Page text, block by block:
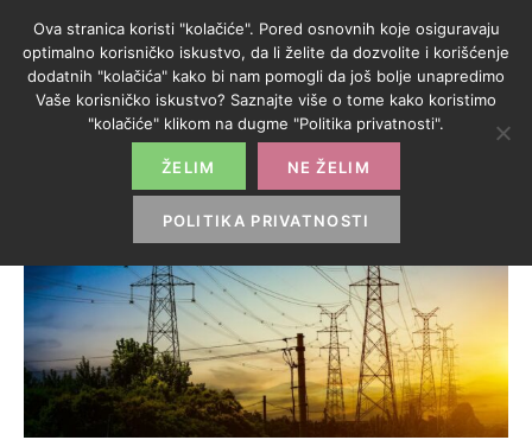
Ova stranica koristi "kolačiće". Pored osnovnih koje osiguravaju
optimalno korisničko iskustvo, da li želite da dozvolite i korišćenje
dodatnih "kolačića" kako bi nam pomogli da još bolje unapredimo
Vaše korisničko iskustvo? Saznajte više o tome kako koristimo
"kolačiće" klikom na dugme "Politika privatnosti".
ŽELIM NE ŽELIM
POLITIKA PRIVATNOSTI